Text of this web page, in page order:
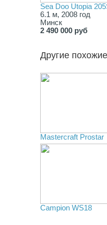
Sea Doo Utopia
6.1 м, 2008 год
Минск
2 490 000 руб
Другие
Mastercraft Prostar
Campion WS18